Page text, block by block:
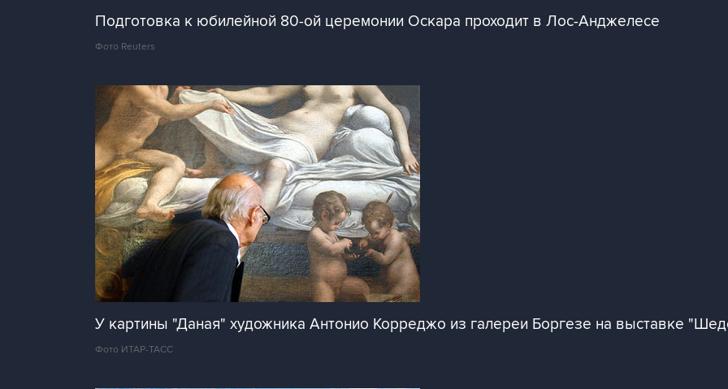
Подготовка к юбилейной 80-ой церемонии Оскара проходит в Лос-Анджелесе
Фото Reuters
У картины "Даная" художника Антонио Корреджо из галереи Боргезе на выставке
Фото ИТАР-ТАСС